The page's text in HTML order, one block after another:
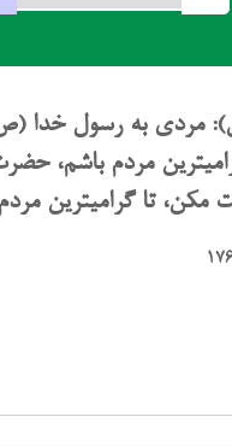
مردی به رسول خدا
مردم باشم،
مکن، تا گرامیترین